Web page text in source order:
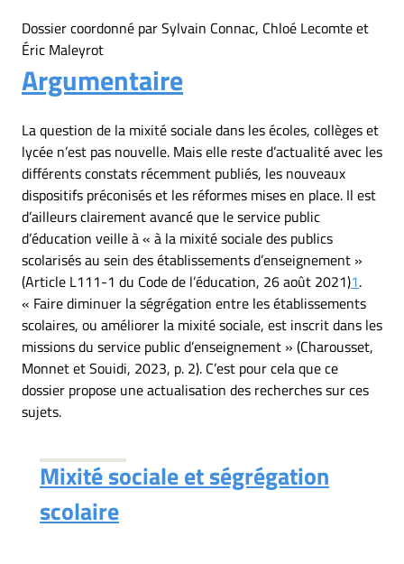
Dossier coordonné par Sylvain Connac, Chloé Lecomte et
Éric Maleyrot
Argumentaire
La question de la mixité sociale dans les écoles, collèges et
lycée n’est pas nouvelle. Mais elle reste d’actualité avec les
différents constats récemment publiés, les nouveaux
dispositifs préconisés et les réformes mises en place. Il est
d’ailleurs clairement avancé que le service public
d’éducation veille à « à la mixité sociale des publics
scolarisés au sein des établissements d’enseignement »
(Article L111-1 du Code de l’éducation, 26 août 2021)1.
« Faire diminuer la ségrégation entre les établissements
scolaires, ou améliorer la mixité sociale, est inscrit dans les
missions du service public d’enseignement » (Charousset,
Monnet et Souidi, 2023, p. 2). C’est pour cela que ce
dossier propose une actualisation des recherches sur ces
sujets.
Mixité sociale et ségrégation
scolaire